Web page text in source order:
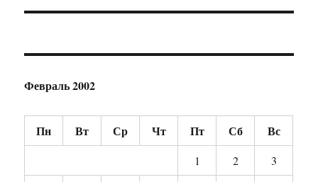
Февраль 2002
Пн Вт Ср Чт Пт Сб Вс
1 2
3